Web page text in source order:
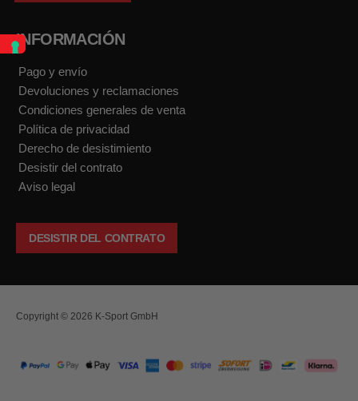
INFORMACIÓN
Pago y envío
Devoluciones y reclamaciones
Condiciones generales de venta
Política de privacidad
Derecho de desistimiento
Desistir del contrato
Aviso legal
DESISTIR DEL CONTRATO
Copyright © 2026 K-Sport GmbH